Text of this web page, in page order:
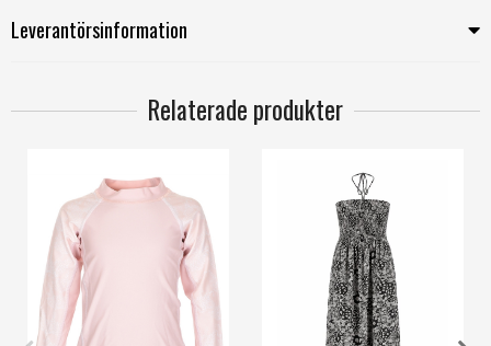
Leverantörsinformation
Relaterade produkter